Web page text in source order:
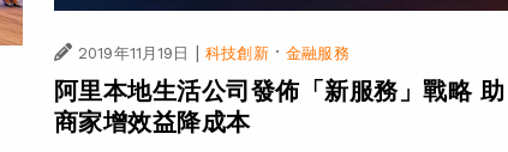
2019年11月19日 | 科技創新·金融服務
阿里本地生活公司發佈「新服務」戰略 助
商家增效益降成本